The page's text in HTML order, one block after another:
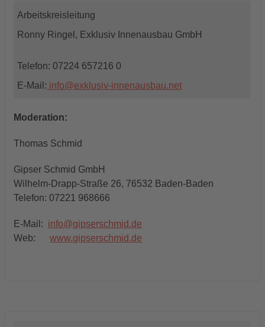
Arbeitskreisleitung
Ronny Ringel, Exklusiv Innenausbau GmbH
Telefon: 07224 657216 0
E-Mail: info@exklusiv-innenausbau.net
Moderation:
Thomas Schmid
Gipser Schmid GmbH
Wilhelm-Drapp-Straße 26, 76532 Baden-Baden
Telefon: 07221 968666
E-Mail: info@gipserschmid.de
Web:
www.gipserschmid.de